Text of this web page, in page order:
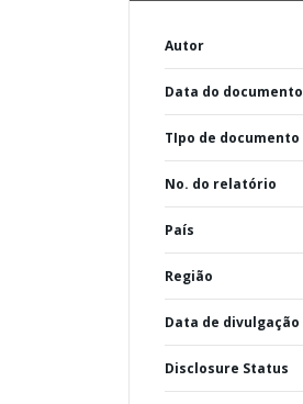
Autor
Data do documento
TIpo de documento
No. do relatório
País
Região
Data de divulgação
Disclosure Status